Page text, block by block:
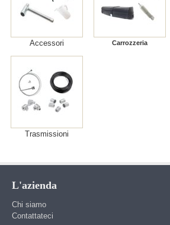
Accessori Carrozzeria
Trasmissioni
L'azienda
Chi siamo
Contattateci